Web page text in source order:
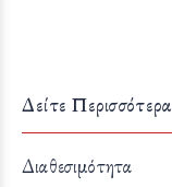
Δείτε Περισσότερα
Διαθεσιμότητα